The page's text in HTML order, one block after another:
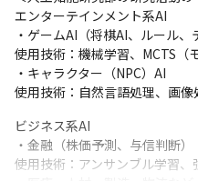
フをしっかり分け、仲良し
える存在を築けると思いま
・比較的小さい組織で大き
分の能力次第でかなり自由
ア職）
・マネジャー以上は特に個
知見をエンジニア以外も多
・優れたエンジニアの技術
エンターテインメント系AI
・ゲームAI（将棋AI、ルール、
使用技術：機械学習、MCTS（
・キャラクター（NPC）AI
使用技術：自然言語処理、画像
ビジネス系AI
・金融（株価予測、与信判断）
使用技術：アンサンブル学習、